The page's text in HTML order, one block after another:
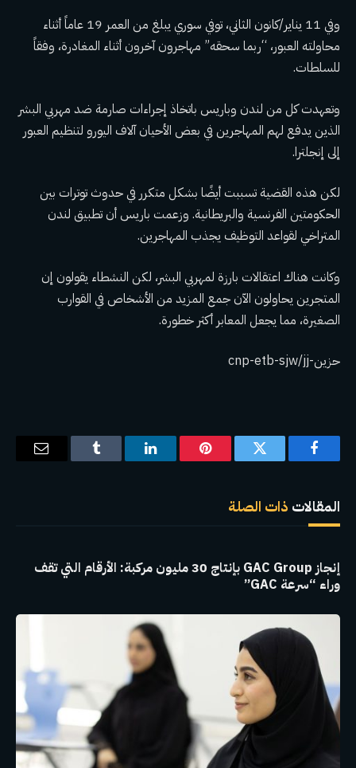
وفي 11 يناير/كانون الثاني، توفي سوري يبلغ من العمر 19 عاماً أثناء
محاولته العبور، “ربما سحقه” مهاجرون آخرون أثناء المغادرة، وفقاً
للسلطات.
وتعهدت كل من لندن وباريس باتخاذ إجراءات صارمة ضد مهربي البشر
الذين يدفع لهم المهاجرين في بعض الأحيان آلاف اليورو لتنظيم العبور
إلى إنجلترا.
لكن هذه القضية تسببت أيضًا بشكل متكرر في حدوث توترات بين
الحكومتين الفرنسية والبريطانية. وزعمت باريس أن تطبيق لندن
المتراخي لقواعد التوظيف يجذب المهاجرين.
وكانت هناك اعتقالات بارزة لمهربي البشر، لكن النشطاء يقولون إن
المتجرين يحاولون الآن جمع المزيد من الأشخاص في القوارب
الصغيرة، مما يجعل المعابر أكثر خطورة.
حزين-cnp-etb-sjw/jj
فيسبوك تويتر بينتيريستلينكدإن Tumblr
البريد
المقالات ذات الصلة
إنجاز GAC Group بإنتاج 30 مليون مركبة: الأرقام التي تقف
وراء “سرعة GAC”